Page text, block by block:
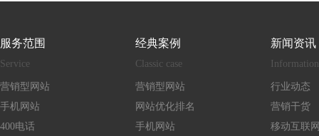
服务范围
Service
营销型网站
手机网站
400电话
经典案例
Classic case
营销型网站
网站优化排名
手机网站
新闻资讯
Information
行业动态
营销干货
移动互联